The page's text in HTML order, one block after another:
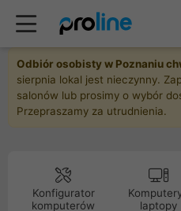
Odbiór osobisty w Poznaniu
sierpnia lokal jest nieczynny.
salonów lub prosimy o wybór
Przepraszamy za utrudnienia.
Konfigurator
komputerów
laptopy